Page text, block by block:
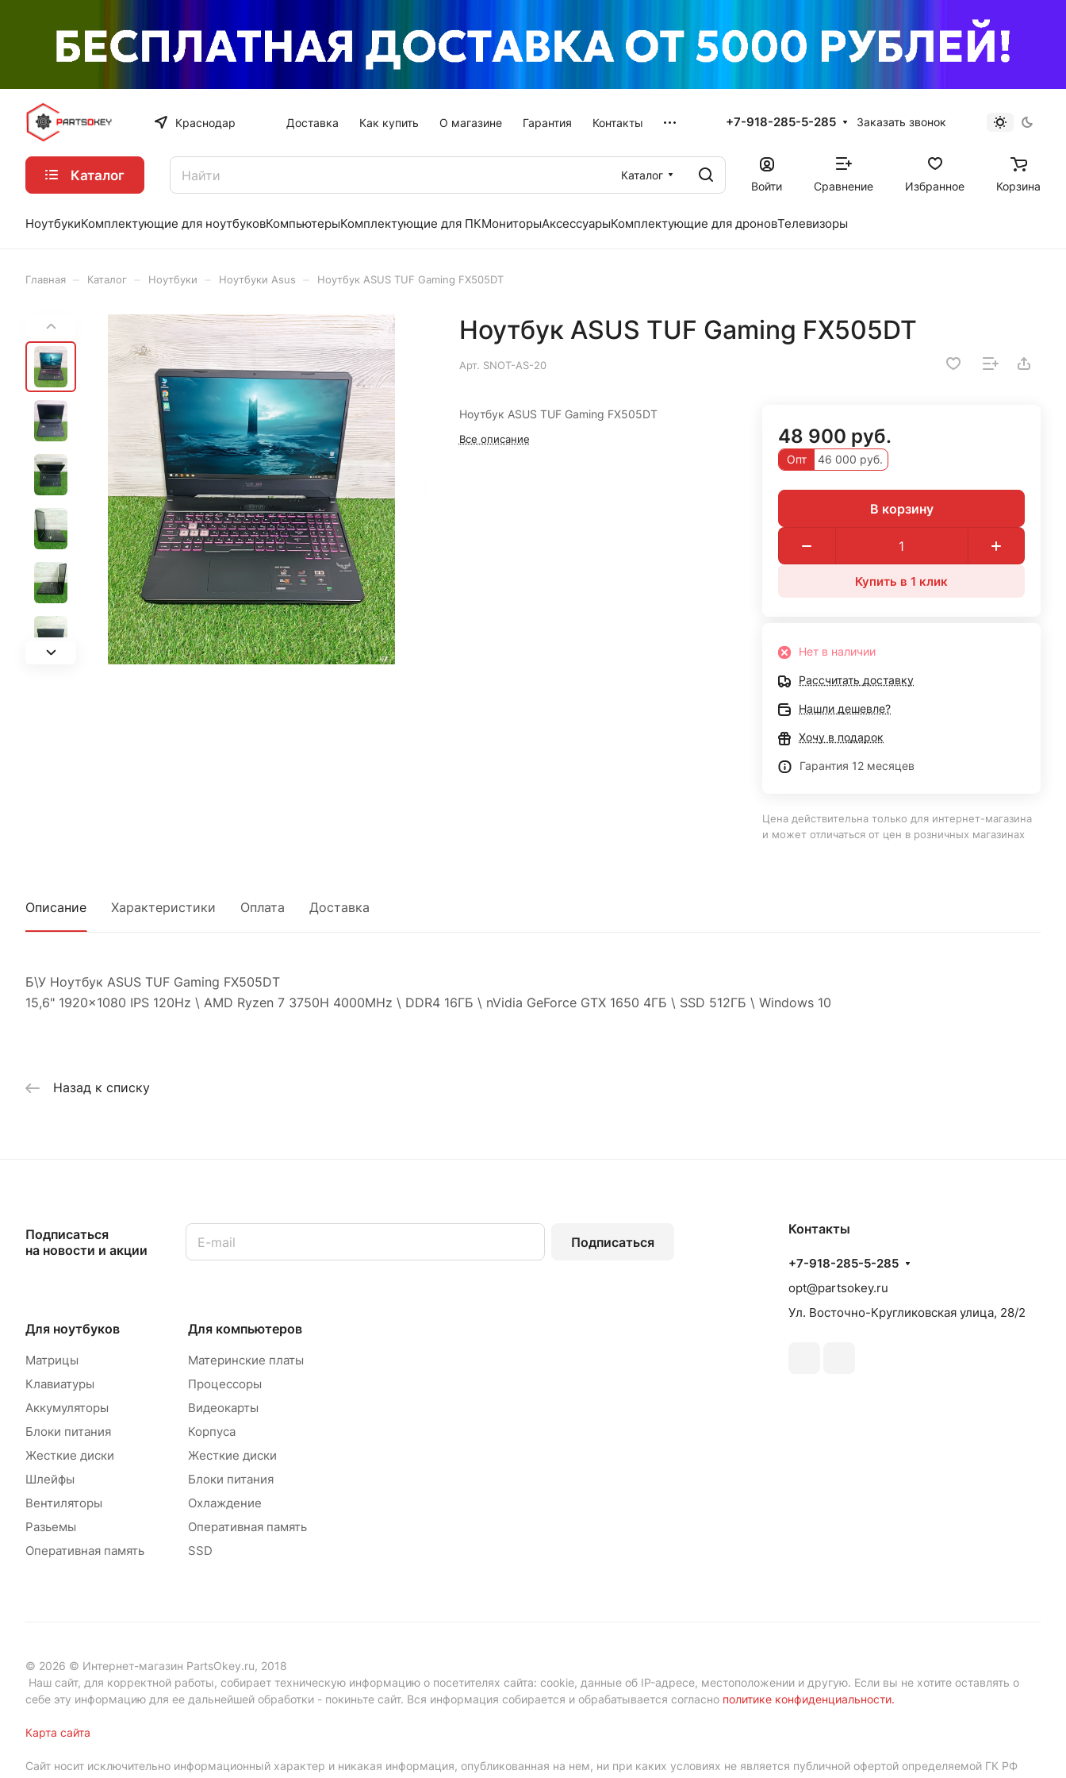
Краснодар Доставка Как купить О магазине Гарантия Контакты +7-918-285-5-285 Заказать звонок
Каталог
Каталог
Войти
Сравнение Избранное Корзина
НоутбукиКомплектующие для ноутбуковКомпьютерыКомплектующие для ПКМониторыАксессуарыКомплектующие для дроновТелевизоры
Главная Каталог Ноутбуки Ноутбуки Asus Ноутбук ASUS TUF Gaming FX505DT
Ноутбук ASUS TUF Gaming FX505DT
Арт. SNOT-AS-20
Ноутбук ASUS TUF Gaming FX505DT
Все описание 48 900 руб.
Опт 46 000 руб.
В корзину
Купить в 1 клик
Нет в наличии
Рассчитать доставку
Нашли дешевле?
Хочу в подарок
Гарантия 12 месяцев
Цена действительна только для интернет-магазина
и может отличаться от цен в розничных магазинах
Описание Характеристики Оплата Доставка
Б\У Ноутбук ASUS TUF Gaming FX505DT
15,6" 1920x1080 IPS 120Hz \ AMD Ryzen 7 3750H 4000MHz \ DDR4 16ГБ \ nVidia GeForce GTX 1650 4ГБ \ SSD 512ГБ \ Windows 10
Назад к списку
Подписаться
на новости и акции
Подписаться
Для ноутбуков
Матрицы
Клавиатуры
Аккумуляторы
Блоки питания
Жесткие диски
Шлейфы
Вентиляторы
Разьемы
Оперативная память
Для компьютеров
Материнские платы
Процессоры
Видеокарты
Корпуса
Жесткие диски
Блоки питания
Охлаждение
Оперативная память
SSD
Контакты
+7-918-285-5-285
opt@partsokey.ru
Ул. Восточно-Кругликовская улица, 28/2
© 2026 © Интернет-магазин PartsOkey.ru, 2018
Наш сайт, для корректной работы, собирает техническую информацию о посетителях сайта: cookie, данные об IP-адресе, местоположении и другую. Если вы не хотите оставлять о
себе эту информацию для ее дальнейшей обработки - покиньте сайт. Вся информация собирается и обрабатывается согласно политике конфиденциальности.
Карта сайта
Сайт носит исключительно информационный характер и никакая информация, опубликованная на нем, ни при каких условиях не является публичной офертой определяемой ГК РФ